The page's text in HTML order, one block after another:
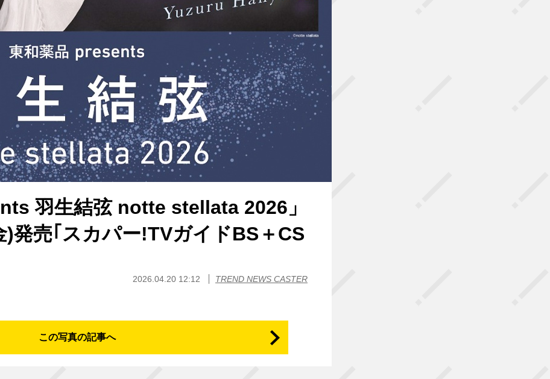
羽生結弦 notte stellata 2026」
売｢スカパー!TVガイドBS＋CS
2026.04.20 12:12 TREND NEWS CASTER
この写真の記事へ